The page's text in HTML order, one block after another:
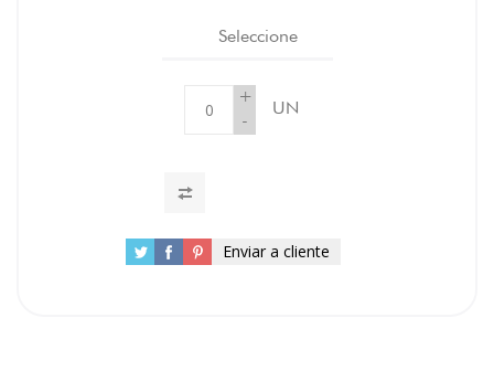
Seleccione
+
-
UN
Enviar a cliente